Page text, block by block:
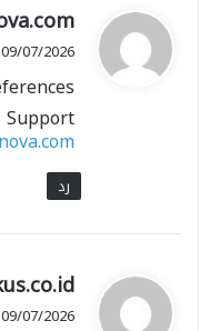
ي
ق
ل
09/07/2026 الساعة 10:51
Support
رد
ي
ق
09/07/2026 الساعة 18:05